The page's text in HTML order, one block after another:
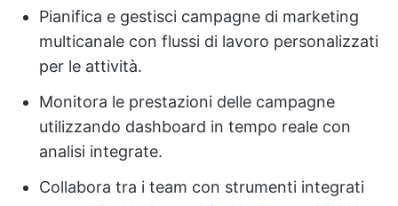
Pianifica e gestisci campagne di marketing
multicanale con flussi di lavoro personalizzati
per le attività.
Monitora le prestazioni delle campagne
utilizzando dashboard in tempo reale con
analisi integrate.
Collabora tra i team con strumenti integrati